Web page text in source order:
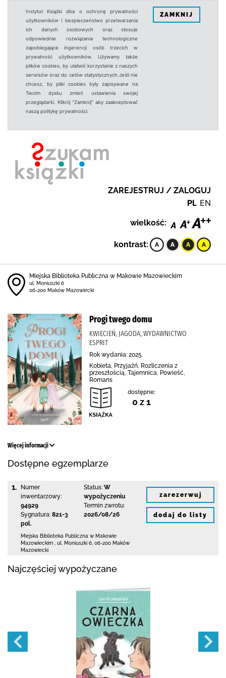
Instytut Książki dba o ochronę prywatności
użytkowników i bezpieczeństwo przetwarzania
ich danych osobowych oraz stosuje
odpowiednie rozwiązania technologiczne
zapobiegające ingerencji osób trzecich w
prywatność użytkowników. Używamy także
plików cookies, by ułatwić korzystanie z naszych
serwisów oraz do celów statystycznych.Jeśli nie
chcesz, by pliki cookies były zapisywane na
Twoim dysku zmień ustawienia swojej
przeglądarki. Kliknij "Zamknij" aby zaakceptować
naszą politykę prywatności.
ZAMKNIJ
ZAREJESTRUJ / ZALOGUJ
PL EN
wielkość:
kontrast:
Miejska Biblioteka Publiczna w Makowie Mazowieckim
ul. Moniuszki 6
06-200 Maków Mazowiecki
Progi twego domu
KWIECIEŃ, JAGODA, WYDAWNICTWO
ESPRIT
Rok wydania: 2025.
Kobieta, Przyjaźń, Rozliczenia z
przeszłością, Tajemnica, Powieść,
Romans
dostępne:
0 z 1
Więcej informacji
Dostępne egzemplarze
1.
Numer
inwentarzowy:
94929
Sygnatura: 821-3
pol.
Status: W
wypożyczeniu
Termin zwrotu:
2026/08/26
Miejska Biblioteka Publiczna w Makowie
Mazowieckim
ul. Moniuszki 6 06-200 Maków
Mazowiecki
zarezerwuj
dodaj do listy
Najczęściej wypożyczane